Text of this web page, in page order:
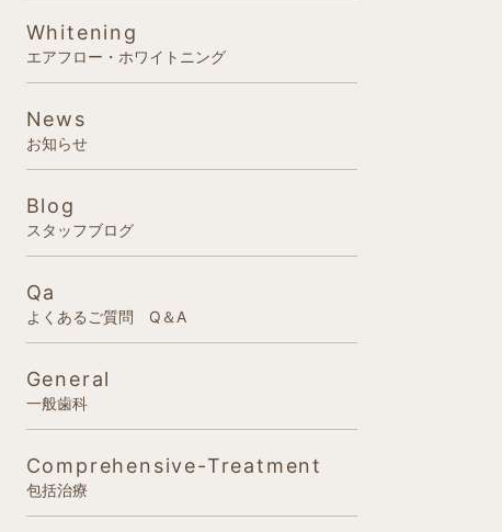
Whitening
エアフロー・ホワイトニング
News
お知らせ
Blog
スタッフブログ
Qa
よくあるご質問 Q＆A
General
一般歯科
Comprehensive-Treatment
包括治療